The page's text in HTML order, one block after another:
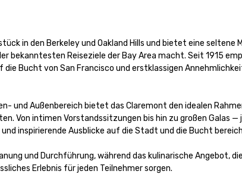
in den Berkeley und Oakland Hills und bietet eine seltene
bekanntesten Reiseziele der Bay Area macht. Seit 1915
Bucht von San Francisco und erstklassigen
und Außenbereich bietet das Claremont den idealen
Von intimen Vorstandssitzungen bis hin zu großen Galas —
inspirierende Ausblicke auf die Stadt und die Bucht
und Durchführung, während das kulinarische Angebot,
Erlebnis für jeden Teilnehmer sorgen.